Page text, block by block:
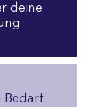
deine
Bedarf